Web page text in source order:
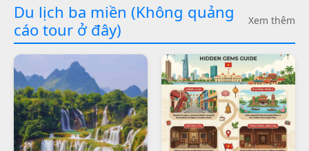
Du lịch ba miền (Không quảng
cáo tour ở đây)
Xem thêm